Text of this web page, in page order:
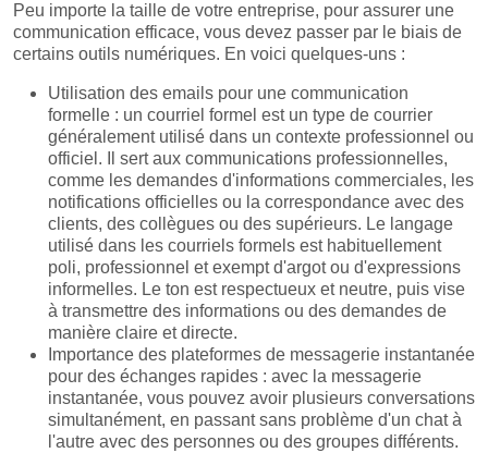
Peu importe la taille de votre entreprise, pour assurer une
communication efficace, vous devez passer par le biais de
certains outils numériques. En voici quelques-uns :
Utilisation des emails pour une communication
formelle : un courriel formel est un type de courrier
généralement utilisé dans un contexte professionnel ou
officiel. Il sert aux communications professionnelles,
comme les demandes d'informations commerciales, les
notifications officielles ou la correspondance avec des
clients, des collègues ou des supérieurs. Le langage
utilisé dans les courriels formels est habituellement
poli, professionnel et exempt d'argot ou d'expressions
informelles. Le ton est respectueux et neutre, puis vise
à transmettre des informations ou des demandes de
manière claire et directe.
Importance des plateformes de messagerie instantanée
pour des échanges rapides : avec la messagerie
instantanée, vous pouvez avoir plusieurs conversations
simultanément, en passant sans problème d'un chat à
l'autre avec des personnes ou des groupes différents.